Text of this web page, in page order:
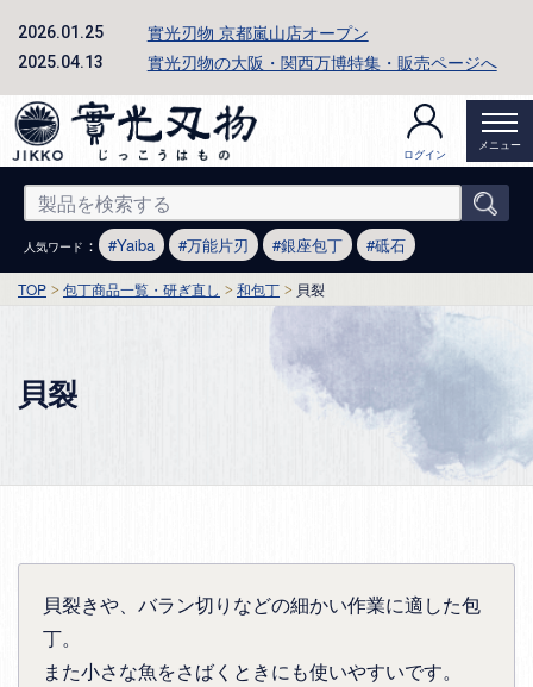
2026.01.25 實光刃物 京都嵐山店オープン
2025.04.13 實光刃物の大阪・関西万博特集・販売ページへ
ログイン
メニュー
人気ワード ： Yaiba 万能片刃 銀座包丁 砥石
TOP 包丁商品一覧・研ぎ直し 和包丁 貝裂
貝裂
貝裂きや、バラン切りなどの細かい作業に適した包
丁。
また小さな魚をさばくときにも使いやすいです。